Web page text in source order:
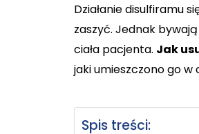
Działanie disulfiramu
zaszyć. Jednak
ciała pacjenta. Jak
jaki umieszczono go
Spis treści: